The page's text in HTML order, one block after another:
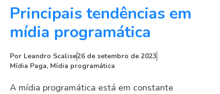
Principais tendências em
mídia programática
Por Leandro Scalise26 de setembro de 2023
Mídia Paga, Mídia programática
A mídia programática está em constante